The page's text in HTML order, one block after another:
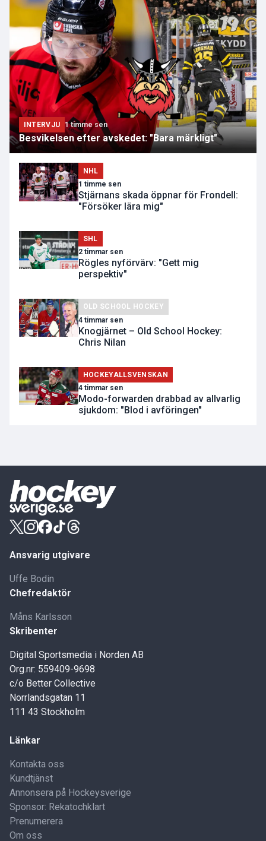
INTERVJU 1 timme sen
Besvikelsen efter avskedet: "Bara märkligt"
NHL
1 timme sen
Stjärnans skada öppnar för Frondell:
"Försöker lära mig"
SHL
2 timmar sen
Rögles nyförvärv: "Gett mig
perspektiv"
OLD SCHOOL HOCKEY
4 timmar sen
Knogjärnet – Old School Hockey:
Chris Nilan
HOCKEYALLSVENSKAN
4 timmar sen
Modo-forwarden drabbad av allvarlig
sjukdom: "Blod i avföringen"
Ansvarig utgivare
Uffe Bodin
Chefredaktör
Måns Karlsson
Skribenter
Digital Sportsmedia i Norden AB
Org.nr: 559409-9698
c/o Better Collective
Norrlandsgatan 11
111 43 Stockholm
Länkar
Kontakta oss
Kundtjänst
Annonsera på Hockeysverige
Sponsor: Rekatochklart
Prenumerera
Om oss